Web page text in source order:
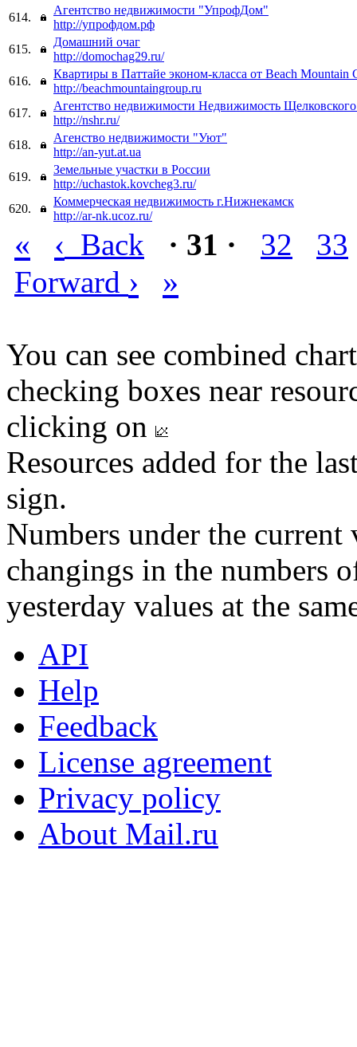
614.
Агентство недвижимости "УпрофДом"
http://упрофдом.рф
615.
Домашний очаг
http://domochag29.ru/
616.
Квартиры в Паттайе эконом-класса от Beach Mountain
http://beachmountaingroup.ru
617.
Агентство недвижимости Недвижимость
http://nshr.ru/
618.
Агенство недвижимости "Уют"
http://an-yut.at.ua
619.
Земельные участки в России
http://uchastok.kovcheg3.ru/
620.
Коммерческая недвижимость г.Нижнекамск
http://ar-nk.ucoz.ru/
« ‹ Back · 31 · 32
33
Forward › »
You can see combined
checking boxes near
clicking on
Resources added for the
sign.
Numbers under the
changings in the numbers
yesterday values at the
API
Help
Feedback
License agreement
Privacy policy
About Mail.ru